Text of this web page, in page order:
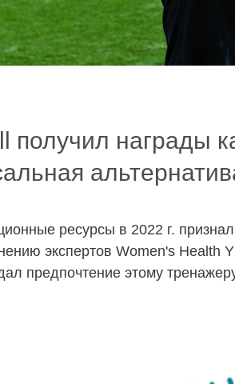
получил награды
ресурсы в 2022 г.
экспертов Women's
предпочтение этому